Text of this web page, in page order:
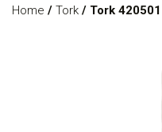
Home / Tork / Tork